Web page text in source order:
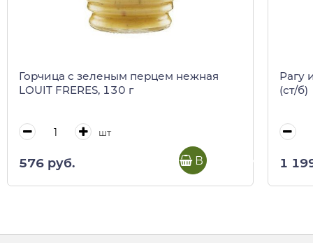
Горчица с зеленым перцем нежная
LOUIT FRERES, 130 г
шт
576 руб. В корзину
Рагу
(ст/б)
1